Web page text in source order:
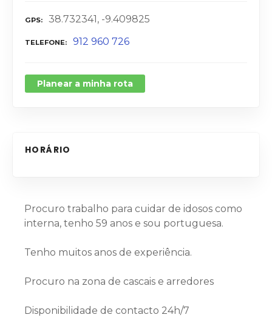
GPS 38.732341, -9.409825
TELEFONE 912 960 726
Planear a minha rota
HORÁRIO
Procuro trabalho para cuidar de idosos como
interna, tenho 59 anos e sou portuguesa.
Tenho muitos anos de experiência.
Procuro na zona de cascais e arredores
Disponibilidade de contacto 24h/7